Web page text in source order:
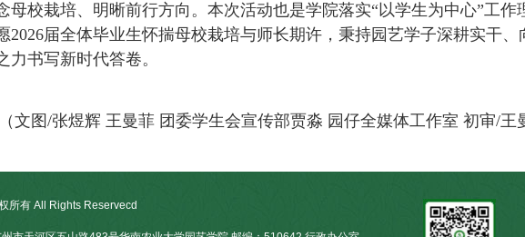
母校栽培、明晰前行方向。本次活动也是学院落实“以学生为中心”工作
2026届全体毕业生怀揣母校栽培与师长期许，秉持园艺学子深耕实干
书写新时代答卷。
（文图/张煜辉 王曼菲 团委学生会宣传部贾淼 园仔全媒体工作室 初审/王
所有 All Rights Reservecd